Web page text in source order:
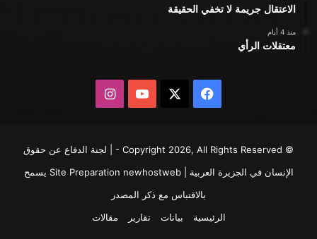
الاعتقال جريمة لا تخفي الحقيقة
منذ 4 أيام
معتقلات الرأي
فيسبوك يوتيوبانستقرام
© Copyright 2026, All Rights Reserved - | لجنة الدفاع عن حقوق
الإنسان في الجزيرة العربية | Site Preparationnewhostweb
يسمح
بالاقتباس مع ذكر المصدر
الرئيسية
بيانات تقارير مقالات